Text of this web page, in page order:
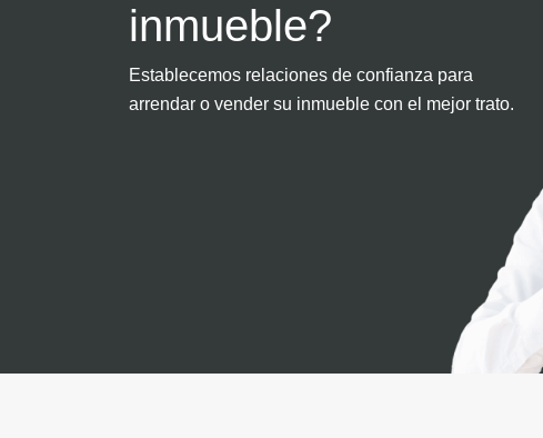
inmueble?
Establecemos relaciones de confianza para
arrendar o vender su inmueble con el mejor trato.